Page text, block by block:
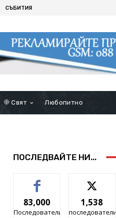
СЪБИТИЯ
Свят Любопитно
ПОСЛЕДВАЙТЕ НИ...
83,000
Последователи
1,538
последователи